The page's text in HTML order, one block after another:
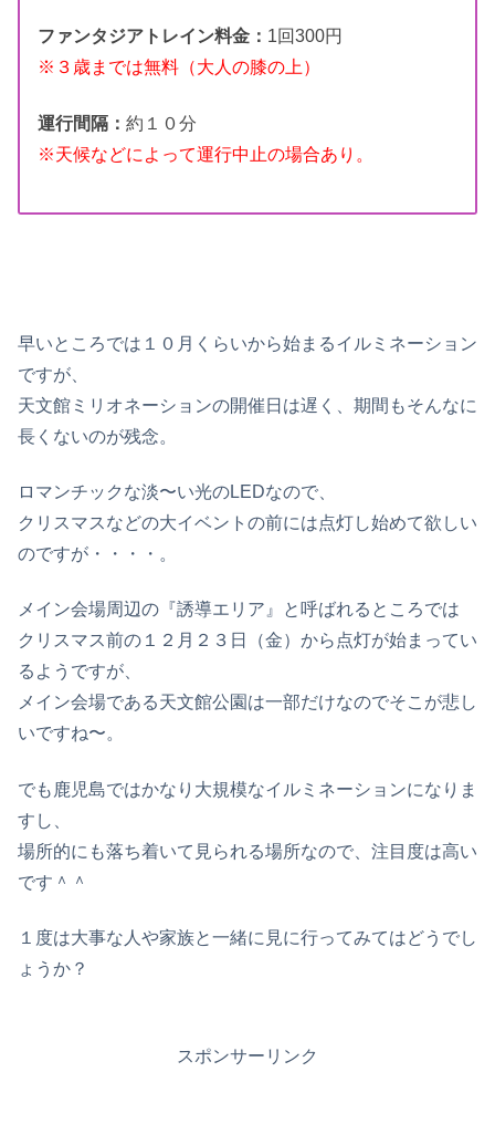
ファンタジアトレイン料金： 1回300円
※３歳までは無料（大人の膝の上）
運行間隔： 約１０分
※天候などによって運行中止の場合あり。
早いところでは１０月くらいから始まるイルミネーション
ですが、
天文館ミリオネーションの開催日は遅く、期間もそんなに
長くないのが残念。
ロマンチックな淡〜い光のLEDなので、
クリスマスなどの大イベントの前には点灯し始めて欲しい
のですが・・・・。
メイン会場周辺の『誘導エリア』と呼ばれるところでは
クリスマス前の１２月２３日（金）から点灯が始まってい
るようですが、
メイン会場である天文館公園は一部だけなのでそこが悲し
いですね〜。
でも鹿児島ではかなり大規模なイルミネーションになりま
すし、
場所的にも落ち着いて見られる場所なので、注目度は高い
です＾＾
１度は大事な人や家族と一緒に見に行ってみてはどうでし
ょうか？
スポンサーリンク